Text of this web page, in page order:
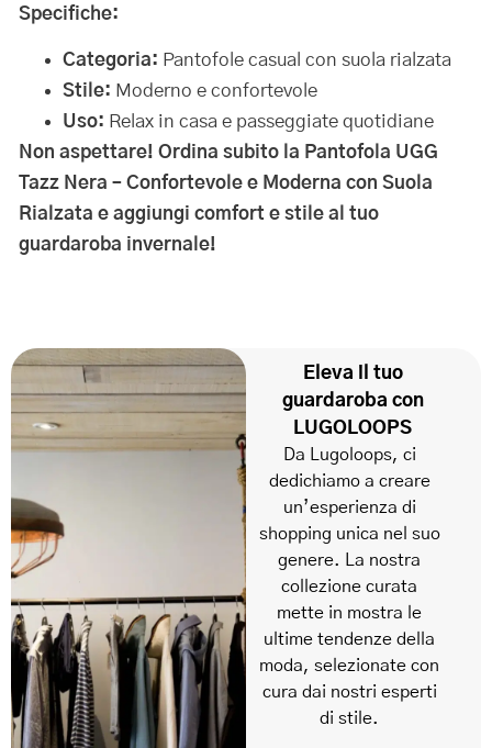
Specifiche:
Categoria: Pantofole casual con suola rialzata
Stile: Moderno e confortevole
Uso: Relax in casa e passeggiate quotidiane
Non aspettare! Ordina subito la Pantofola UGG
Tazz Nera – Confortevole e Moderna con Suola
Rialzata e aggiungi comfort e stile al tuo
guardaroba invernale!
Eleva il tuo
guardaroba con
LUGOLOOPS
Da Lugoloops, ci
dedichiamo a creare
un’esperienza di
shopping unica nel suo
genere. La nostra
collezione curata
mette in mostra le
ultime tendenze della
moda, selezionate con
cura dai nostri esperti
di stile.